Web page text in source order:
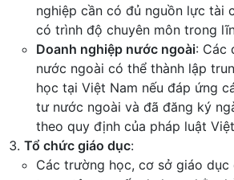
nghiệp cần có đủ nguồn lực tài
có trình độ chuyên môn trong
Doanh nghiệp nước ngoài: Các
nước ngoài có thể thành lập
học tại Việt Nam nếu đáp ứng
tư nước ngoài và đã đăng ký
theo quy định của pháp luật
Tổ chức giáo dục:
Các trường học, cơ sở giáo dục